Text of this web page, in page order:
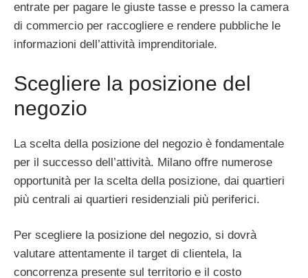
entrate per pagare le giuste tasse e presso la camera
di commercio per raccogliere e rendere pubbliche le
informazioni dell’attività imprenditoriale.
Scegliere la posizione del
negozio
La scelta della posizione del negozio è fondamentale
per il successo dell’attività. Milano offre numerose
opportunità per la scelta della posizione, dai quartieri
più centrali ai quartieri residenziali più periferici.
Per scegliere la posizione del negozio, si dovrà
valutare attentamente il target di clientela, la
concorrenza presente sul territorio e il costo